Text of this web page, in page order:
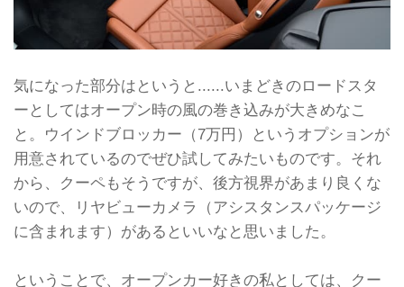
気になった部分はというと......いまどきのロードスタ
ーとしてはオープン時の風の巻き込みが大きめなこ
と。ウインドブロッカー（7万円）というオプションが
用意されているのでぜひ試してみたいものです。それ
から、クーペもそうですが、後方視界があまり良くな
いので、リヤビューカメラ（アシスタンスパッケージ
に含まれます）があるといいなと思いました。
ということで、オープンカー好きの私としては、クー